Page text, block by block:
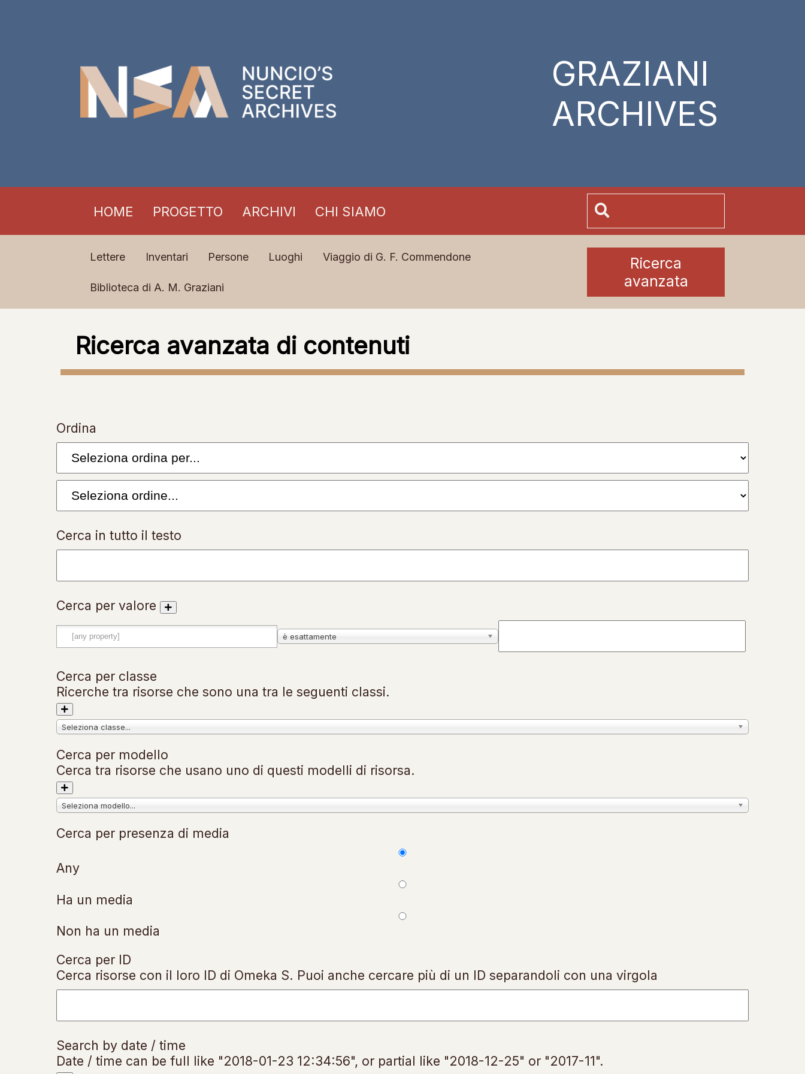
GRAZIANI
ARCHIVES
HOME PROGETTO ARCHIVI CHI SIAMO
Lettere Inventari Persone Luoghi Viaggio di G. F. Commendone
Biblioteca di A. M. Graziani
Ricerca
avanzata
Ricerca avanzata di contenuti
Ordina
Cerca in tutto il testo
Cerca per valore
è esattamente
Cerca per classe
Ricerche tra risorse che sono una tra le seguenti classi.
Seleziona classe...
Cerca per modello
Cerca tra risorse che usano uno di questi modelli di risorsa.
Seleziona modello...
Cerca per presenza di media
Any
Ha un media
Non ha un media
Cerca per ID
Cerca risorse con il loro ID di Omeka S. Puoi anche cercare più di un ID separandoli con una virgola
Search by date / time
Date / time can be full like "2018-01-23 12:34:56", or partial like "2018-12-25" or "2017-11".